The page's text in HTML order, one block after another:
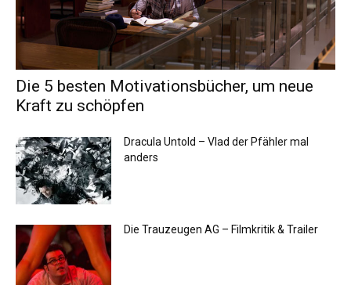
Die 5 besten Motivationsbücher, um neue
Kraft zu schöpfen
Dracula Untold – Vlad der Pfähler mal
anders
Die Trauzeugen AG – Filmkritik & Trailer